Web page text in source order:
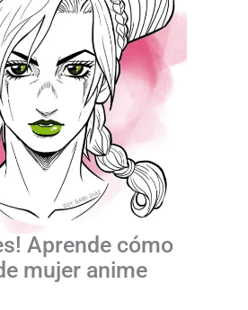
Aprende cómo
mujer anime